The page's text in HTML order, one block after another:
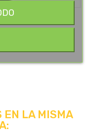
EN LA MISMA